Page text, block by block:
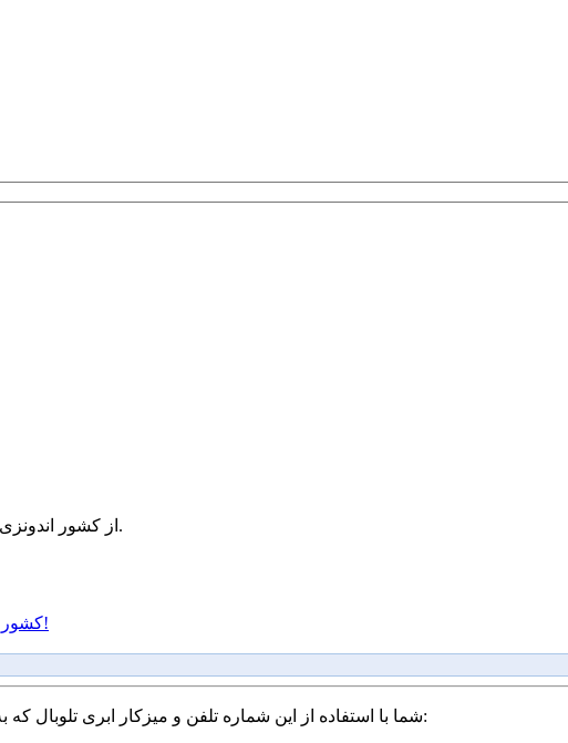
هم اکنون شماره Makassar از کشور اندونزی را سفارش دهید و کسب و کار خود را توسعه دهید.
اینجا را کلیک کنید و شماره Makassar کشور اندونزی را در کمترین زمان دریافت کنید!
شما با استفاده از این شماره تلفن و میزکار ابری تلوبال که به رایگان در اختیار شما قرار می گیرد، به راحتی قادر به انجام موارد زیر هستید: